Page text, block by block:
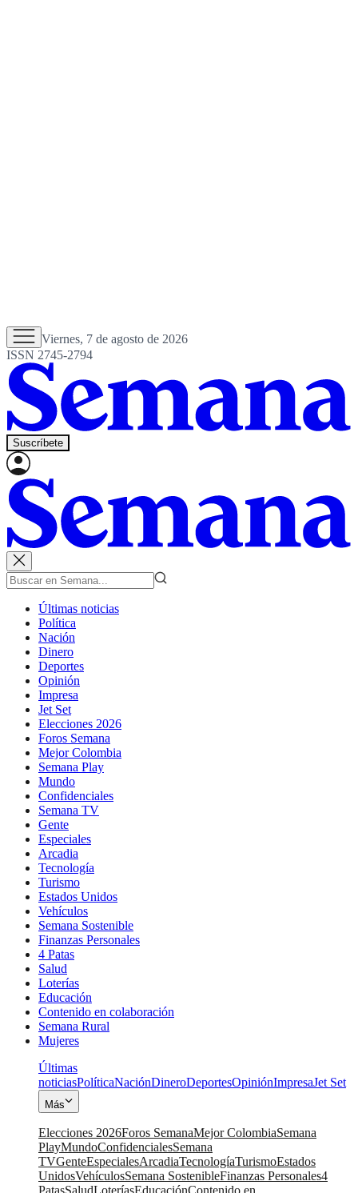
Viernes, 7 de agosto de 2026
ISSN 2745-2794
Suscríbete
Últimas noticias
Política
Nación
Dinero
Deportes
Opinión
Impresa
Jet Set
Elecciones 2026
Foros Semana
Mejor Colombia
Semana Play
Mundo
Confidenciales
Semana TV
Gente
Especiales
Arcadia
Tecnología
Turismo
Estados Unidos
Vehículos
Semana Sostenible
Finanzas Personales
4 Patas
Salud
Loterías
Educación
Contenido en colaboración
Semana Rural
Mujeres
Últimas
noticiasPolíticaNaciónDineroDeportesOpiniónImpresaJet Set
Más
Elecciones 2026Foros SemanaMejor ColombiaSemana
PlayMundoConfidencialesSemana
TVGenteEspecialesArcadiaTecnologíaTurismoEstados
UnidosVehículosSemana SostenibleFinanzas Personales4
PatasSaludLoteríasEducaciónContenido en